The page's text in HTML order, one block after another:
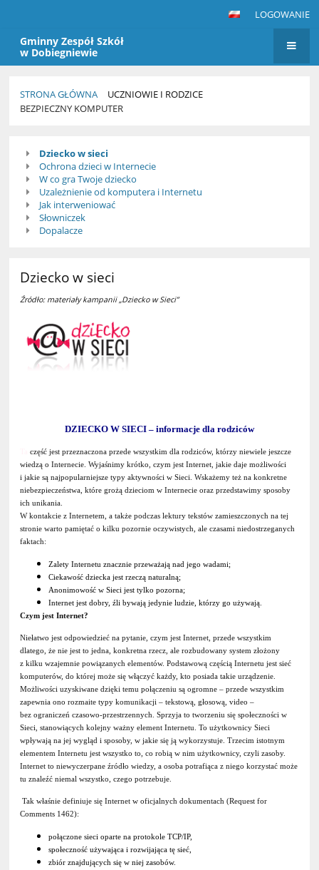
LOGOWANIE
Gminny Zespół Szkół
w Dobiegniewie
STRONA GŁÓWNA
UCZNIOWIE I RODZICE
BEZPIECZNY KOMPUTER
Bezpieczny
komputer
Dziecko w sieci
Ochrona dzieci w Internecie
W co gra Twoje dziecko
Uzależnienie od komputera i Internetu
Jak interweniować
Słowniczek
Dopalacze
Dziecko w sieci
Źródło: materiały kampanii „Dziecko w Sieci”
DZIECKO W SIECI – informacje dla rodziców
część jest przeznaczona przede wszystkim dla rodziców, którzy niewiele jeszcze
wiedzą o Internecie. Wyjaśnimy krótko, czym jest Internet, jakie daje możliwości
i jakie są najpopularniejsze typy aktywności w Sieci. Wskażemy też na konkretne
niebezpieczeństwa, które grożą dzieciom w Internecie oraz przedstawimy sposoby
ich unikania.
W kontakcie z Internetem, a także podczas lektury tekstów zamieszczonych na tej
stronie warto pamiętać o kilku pozornie oczywistych, ale czasami niedostrzeganych
faktach:
Zalety Internetu znacznie przeważają nad jego wadami;
Ciekawość dziecka jest rzeczą naturalną;
Anonimowość w Sieci jest tylko pozorna;
Internet jest dobry, źli bywają jedynie ludzie, którzy go używają.
Czym jest Internet?
Niełatwo jest odpowiedzieć na pytanie, czym jest Internet, przede wszystkim
dlatego, że nie jest to jedna, konkretna rzecz, ale rozbudowany system złożony
z kilku wzajemnie powiązanych elementów. Podstawową częścią Internetu jest sieć
komputerów, do której może się włączyć każdy, kto posiada takie urządzenie.
Możliwości uzyskiwane dzięki temu połączeniu są ogromne – przede wszystkim
zapewnia ono rozmaite typy komunikacji – tekstową, głosową, video –
bez ograniczeń czasowo-przestrzennych. Sprzyja to tworzeniu się społeczności w
Sieci, stanowiących kolejny ważny element Internetu. To użytkownicy Sieci
wpływają na jej wygląd i sposoby, w jakie się ją wykorzystuje. Trzecim istotnym
elementem Internetu jest wszystko to, co robią w nim użytkownicy, czyli zasoby.
Internet to niewyczerpane źródło wiedzy, a osoba potrafiąca z niego korzystać może
tu znaleźć niemal wszystko, czego potrzebuje.
Tak właśnie definiuje się Internet w oficjalnych dokumentach (Request for
Comments 1462):
połączone sieci oparte na protokole TCP/IP,
społeczność używająca i rozwijająca tę sieć,
zbiór znajdujących się w niej zasobów.